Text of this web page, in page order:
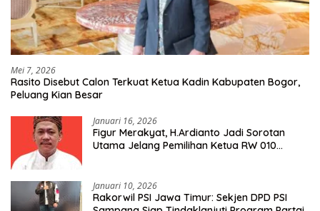
Mei 7, 2026
Rasito Disebut Calon Terkuat Ketua Kadin Kabupaten Bogor,
Peluang Kian Besar
Januari 16, 2026
Figur Merakyat, H.Ardianto Jadi Sorotan
Utama Jelang Pemilihan Ketua RW 010
Januari 10, 2026
Rakorwil PSI Jawa Timur: Sekjen DPD PSI